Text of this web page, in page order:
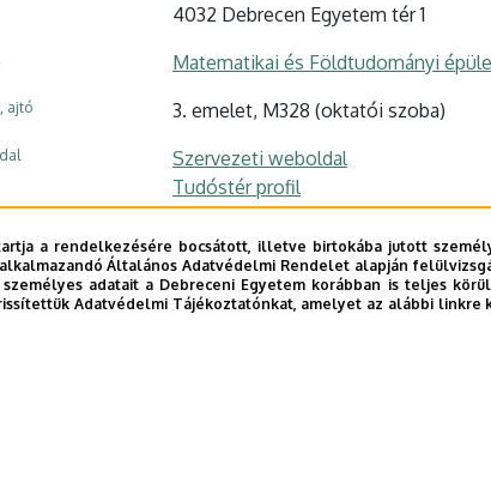
4032 Debrecen Egyetem tér 1
Matematikai és Földtudományi
ajtó 3. emelet, M328 (oktatói szoba)
Szervezeti weboldal
Tudóstér profil
a rendelkezésére bocsátott, illetve birtokába jutott
Általános Adatvédelmi Rendelet alapján
adatait a Debreceni Egyetem korábban is teljes
Adatvédelmi Tájékoztatónkat, amelyet az alábbi